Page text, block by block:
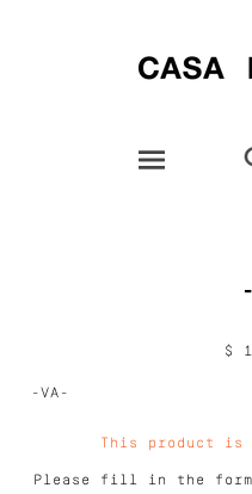
$
This product
Please fill in the